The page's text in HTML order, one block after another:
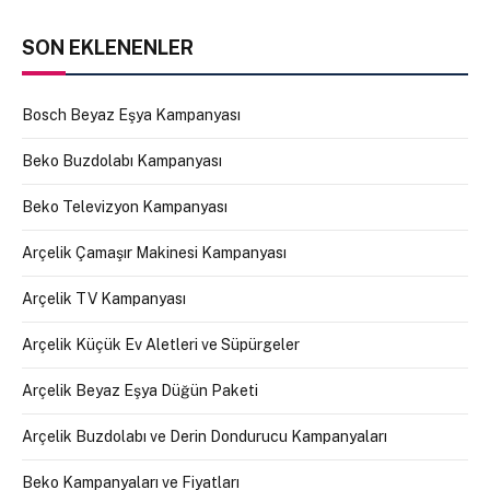
SON EKLENENLER
Bosch Beyaz Eşya Kampanyası
Beko Buzdolabı Kampanyası
Beko Televizyon Kampanyası
Arçelik Çamaşır Makinesi Kampanyası
Arçelik TV Kampanyası
Arçelik Küçük Ev Aletleri ve Süpürgeler
Arçelik Beyaz Eşya Düğün Paketi
Arçelik Buzdolabı ve Derin Dondurucu Kampanyaları
Beko Kampanyaları ve Fiyatları